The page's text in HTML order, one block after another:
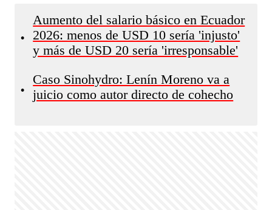
•
Aumento del salario básico en Ecuador
2026: menos de USD 10 sería 'injusto'
y más de USD 20 sería 'irresponsable'
•
Caso Sinohydro: Lenín Moreno va a
juicio como autor directo de cohecho